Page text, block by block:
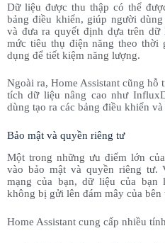
Dữ liệu được thu thập có thể
bảng điều khiển, giúp người
và đưa ra quyết định dựa trên
mức tiêu thụ điện năng theo thời
dụng để tiết kiệm năng lượng.
Ngoài ra, Home Assistant cũng hỗ
tích dữ liệu nâng cao như
dùng tạo ra các bảng điều khiển
Bảo mật và quyền riêng tư
Một trong những ưu điểm lớn
vào bảo mật và quyền riêng tư.
mạng của bạn, dữ liệu của bạn
không bị gửi lên đám mây của bên
Home Assistant cung cấp nhiều